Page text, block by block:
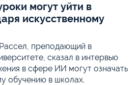
могут уйти в
искусственному
преподающий в
сказал в интервью
в сфере ИИ могут означать
обучению в школах.